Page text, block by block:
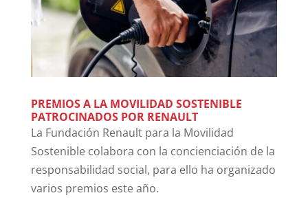
PREMIOS A LA MOVILIDAD SOSTENIBLE
PATROCINADOS POR RENAULT
La Fundación Renault para la Movilidad
Sostenible colabora con la concienciación de la
responsabilidad social, para ello ha organizado
varios premios este año.